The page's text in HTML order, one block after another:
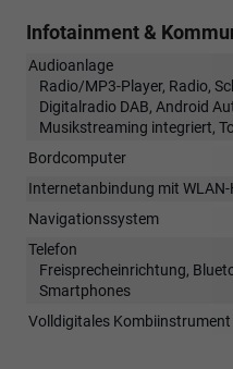
Infotainment &
Audioanlage
Radio/MP3-Player, Radio,
Digitalradio DAB, Android
Musikstreaming integriert,
Bordcomputer
Internetanbindung mit
Navigationssystem
Telefon
Freisprecheinrichtung,
Smartphones
Volldigitales